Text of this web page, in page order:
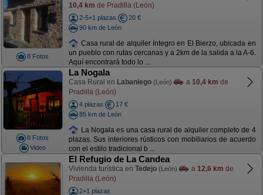
8 Fotos
10,4 km de Pradilla (León)
2-5+1 plazas
20 €
90 km de León
Casa rural de alquiler íntegro en El Bierzo, ubicada en
un pueblo con rutas cercanas y a 2km de la salida a la A-6.
Aquí encontrará todo lo ...
8 Fotos
Video
La Nogala
Casa Rural en Labaniego (León) a 10,4 km de
Pradilla (León)
4 plazas
17 €
85 km de León
La Nogala es una casa rural de alquiler completo de 4
plazas. Sus interiores rústicos con mobiliarios de acuerdo
con el estilo tradicional b ...
El Refugio de La Candea
Vivienda turística en Tedejo (León) a 12,6 km de
Pradilla (León)
2+1 plazas